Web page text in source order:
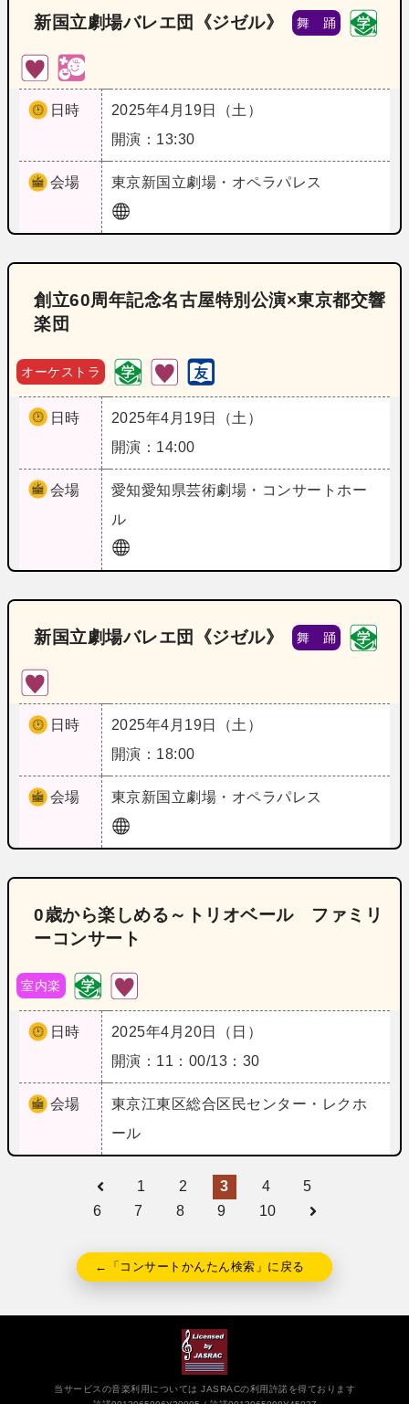
新国立劇場バレエ団《ジゼル》 舞 踊
日時
2025年4月19日（土）
開演：13:30
会場 東京新国立劇場・オペラパレス
創立60周年記念名古屋特別公演×東京都交響
楽団
オーケストラ
日時
2025年4月19日（土）
開演：14:00
会場 愛知愛知県芸術劇場・コンサートホー
ル
新国立劇場バレエ団《ジゼル》 舞 踊
日時
2025年4月19日（土）
開演：18:00
会場 東京新国立劇場・オペラパレス
0歳から楽しめる～トリオベール ファミリ
ーコンサート
室内楽
日時
2025年4月20日（日）
開演：11：00/13：30
会場 東京江東区総合区民センター・レクホ
ール
1 2 3 4
5
6
7 8 9 10
←「コンサートかんたん検索」に戻る
当サービスの音楽利用については JASRACの利用許諾を得ております